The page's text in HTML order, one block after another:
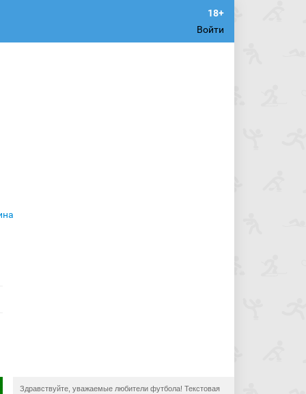
Войти
Здравствуйте, уважаемые любители футбола! Текстовая